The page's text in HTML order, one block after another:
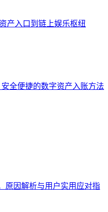
产入口到链上娱乐枢纽
全便捷的数字资产入账方法
原因解析与用户实用应对指